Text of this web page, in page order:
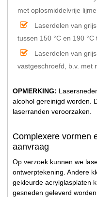
met oplosmiddelvrije
Laserdelen van
tussen 150 °C en 190
Laserdelen van
vastgeschroefd, b.v. met
OPMERKING:
alcohol gereinigd worden.
laserranden veroorzaken.
Complexere vormen
aanvraag
Op verzoek kunnen we
ontwerptekening. Andere
gekleurde acrylglasplaten
gesneden geleverd